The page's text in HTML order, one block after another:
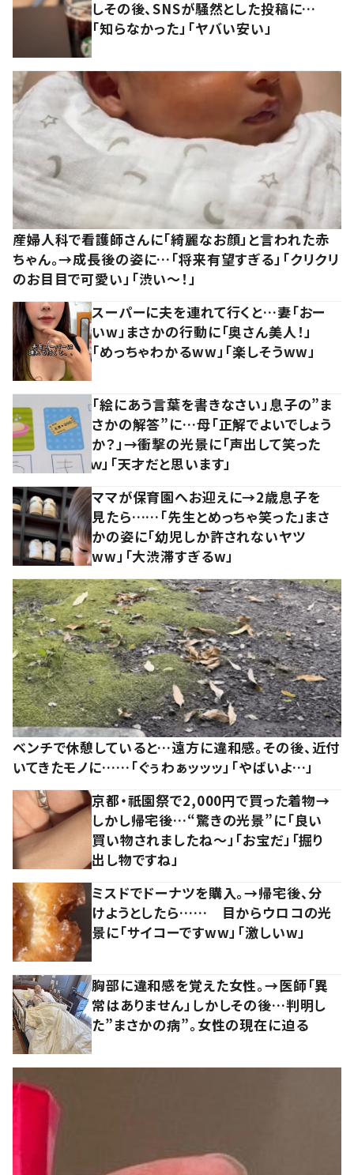
しその後、SNSが騒然とした投稿に…
「知らなかった」「ヤバい安い」
産婦人科で看護師さんに「綺麗なお顔」と言われた赤
ちゃん。→成長後の姿に…「将来有望すぎる」「クリクリ
のお目目で可愛い」「渋い～！」
スーパーに夫を連れて行くと…妻「おー
いw」まさかの行動に「奥さん美人！」
「めっちゃわかるww」「楽しそうww」
「絵にあう言葉を書きなさい」息子の”ま
さかの解答”に…母「正解でよいでしょう
か？」→衝撃の光景に「声出して笑った
ｗ」「天才だと思います」
ママが保育園へお迎えに→2歳息子を
見たら……「先生とめっちゃ笑った」まさ
かの姿に「幼児しか許されないヤツ
ww」「大渋滞すぎるw」
ベンチで休憩していると…遠方に違和感。その後、近付
いてきたモノに……「ぐぅわぁッッッ」「やばいよ…」
京都・祇園祭で2,000円で買った着物→
しかし帰宅後…“驚きの光景”に「良い
買い物されましたね～」「お宝だ」「掘り
出し物ですね」
ミスドでドーナツを購入。→帰宅後、分
けようとしたら…… 目からウロコの光
景に「サイコーですww」「激しいw」
胸部に違和感を覚えた女性。→医師「異
常はありません」しかしその後…判明し
た”まさかの病”。女性の現在に迫る